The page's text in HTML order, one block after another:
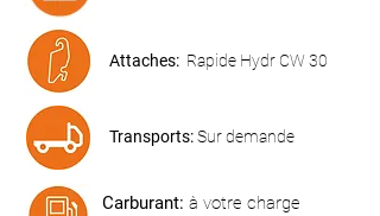
Attaches: Rapide Hydr CW 30
Transports:Sur demande
Carburant: à votre charge